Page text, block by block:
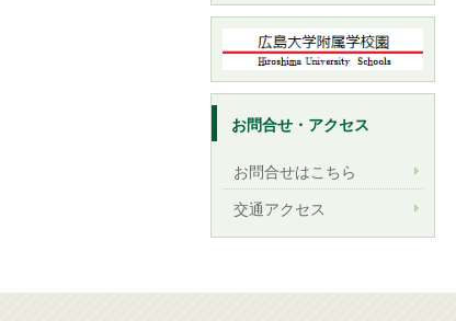
お問合せ・アクセス
お問合せはこちら
交通アクセス